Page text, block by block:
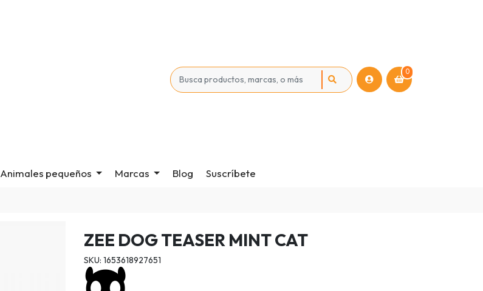
0
Animales pequeños Marcas Blog Suscríbete
ZEE DOG TEASER MINT CAT
SKU: 1653618927651